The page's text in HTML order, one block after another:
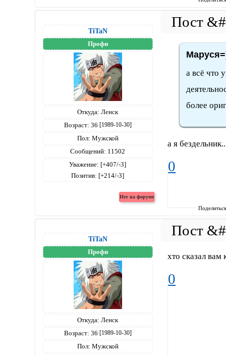
TiTaN
Профи
Откуда: Ленск
Возраст: 36 [1989-10-30]
Пол: Мужской
Сообщений: 11502
Уважение: [+407/-3]
Позитив: [+214/-3]
а всё что
более
а я
0
TiTaN
Профи
Откуда: Ленск
Возраст: 36 [1989-10-30]
Пол: Мужской
хто сказал вам
0